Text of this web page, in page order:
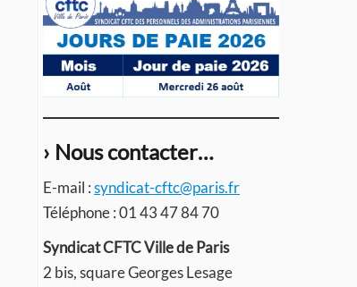
› Nous contacter…
E-mail :syndicat-cftc@paris.fr
Téléphone : 01 43 47 84 70
Syndicat CFTC Ville de Paris
2 bis, square Georges Lesage